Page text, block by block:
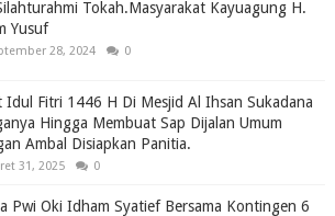
Tokah.Masyarakat Kayuagung H.
Yusuf
28, 2024 0
Idul Fitri 1446 H Di Mesjid Al Ihsan Sukadana
Hingga Membuat Sap Dijalan Umum
Ambal Disiapkan Panitia.
31, 2025 0
Pwi Oki Idham Syatief Bersama Kontingen 6